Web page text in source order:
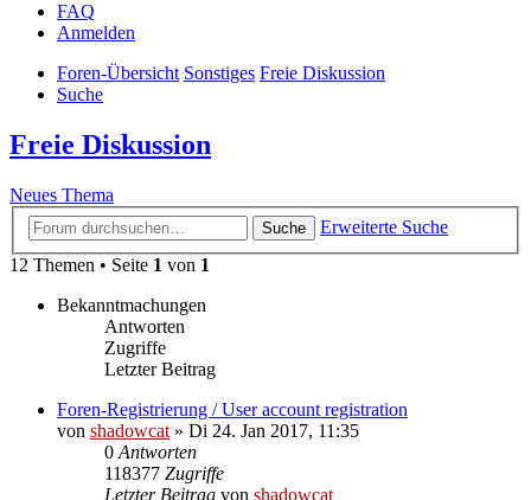
FAQ
Anmelden
Foren-Übersicht Sonstiges Freie Diskussion
Suche
Freie Diskussion
Neues Thema
Suche
Erweiterte Suche
12 Themen • Seite 1 von 1
Bekanntmachungen
Antworten
Zugriffe
Letzter Beitrag
Foren-Registrierung / User account registration
von shadowcat » Di 24. Jan 2017, 11:35
0 Antworten
118377 Zugriffe
Letzter Beitrag von shadowcat